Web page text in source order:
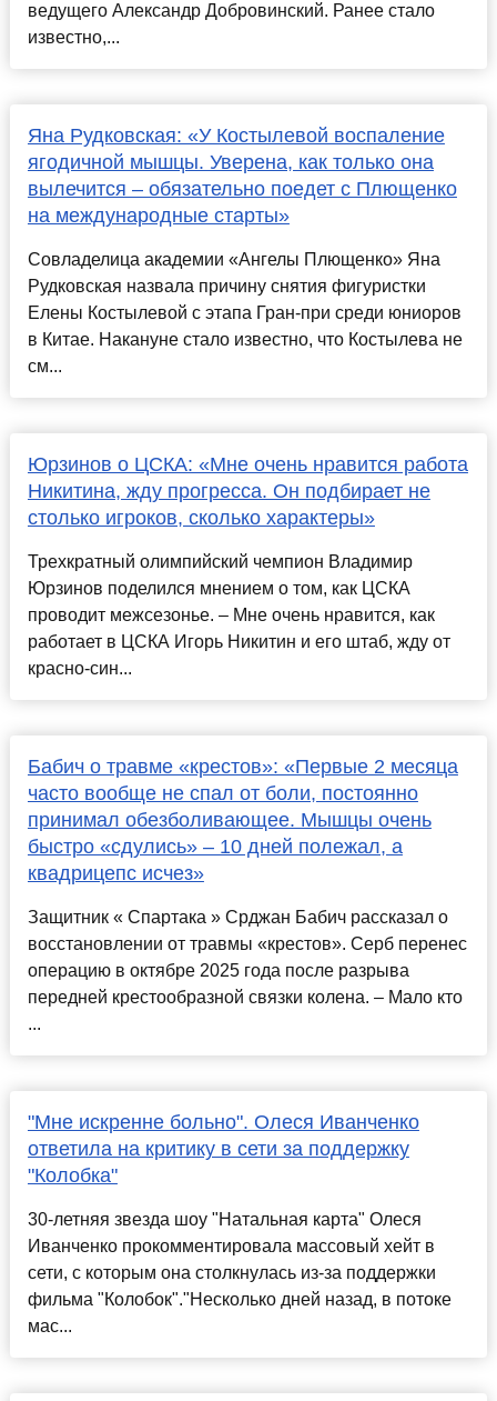
ведущего Александр Добровинский. Ранее стало
известно,...
Яна Рудковская: «У Костылевой воспаление
ягодичной мышцы. Уверена, как только она
вылечится – обязательно поедет с Плющенко
на международные старты»
Совладелица академии «Ангелы Плющенко» Яна
Рудковская назвала причину снятия фигуристки
Елены Костылевой с этапа Гран-при среди юниоров
в Китае. Накануне стало известно, что Костылева не
см...
Юрзинов о ЦСКА: «Мне очень нравится работа
Никитина, жду прогресса. Он подбирает не
столько игроков, сколько характеры»
Трехкратный олимпийский чемпион Владимир
Юрзинов поделился мнением о том, как ЦСКА
проводит межсезонье. – Мне очень нравится, как
работает в ЦСКА Игорь Никитин и его штаб, жду от
красно-син...
Бабич о травме «крестов»: «Первые 2 месяца
часто вообще не спал от боли, постоянно
принимал обезболивающее. Мышцы очень
быстро «сдулись» – 10 дней полежал, а
квадрицепс исчез»
Защитник « Спартака » Срджан Бабич рассказал о
восстановлении от травмы «крестов». Серб перенес
операцию в октябре 2025 года после разрыва
передней крестообразной связки колена. – Мало кто
...
"Мне искренне больно". Олеся Иванченко
ответила на критику в сети за поддержку
"Колобка"
30-летняя звезда шоу "Натальная карта" Олеся
Иванченко прокомментировала массовый хейт в
сети, с которым она столкнулась из-за поддержки
фильма "Колобок"."Несколько дней назад, в потоке
мас...